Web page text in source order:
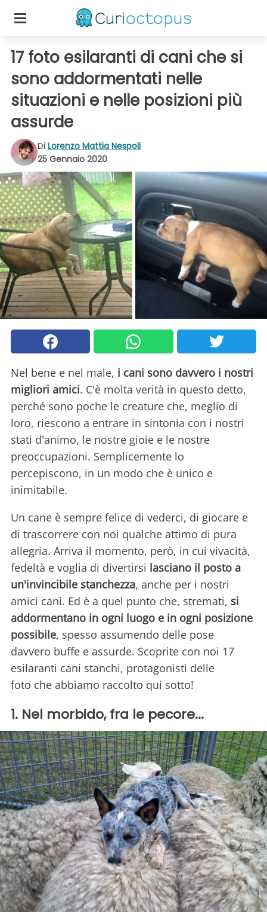
17 foto esilaranti di cani che si
sono addormentati nelle
situazioni e nelle posizioni più
assurde
Di Lorenzo Mattia Nespoli
25 Gennaio 2020
Nel bene e nel male, i cani sono davvero i nostri
migliori amici. C'è molta verità in questo detto,
perché sono poche le creature che, meglio di
loro, riescono a entrare in sintonia con i nostri
stati d'animo, le nostre gioie e le nostre
preoccupazioni. Semplicemente lo
percepiscono, in un modo che è unico e
inimitabile.
Un cane è sempre felice di vederci, di giocare e
di trascorrere con noi qualche attimo di pura
allegria. Arriva il momento, però, in cui vivacità,
fedeltà e voglia di divertirsi lasciano il posto a
un'invincibile stanchezza, anche per i nostri
amici cani. Ed è a quel punto che, stremati, si
addormentano in ogni luogo e in ogni posizione
possibile, spesso assumendo delle pose
davvero buffe e assurde. Scoprite con noi 17
esilaranti cani stanchi, protagonisti delle
foto che abbiamo raccolto qui sotto!
1. Nel morbido, fra le pecore...